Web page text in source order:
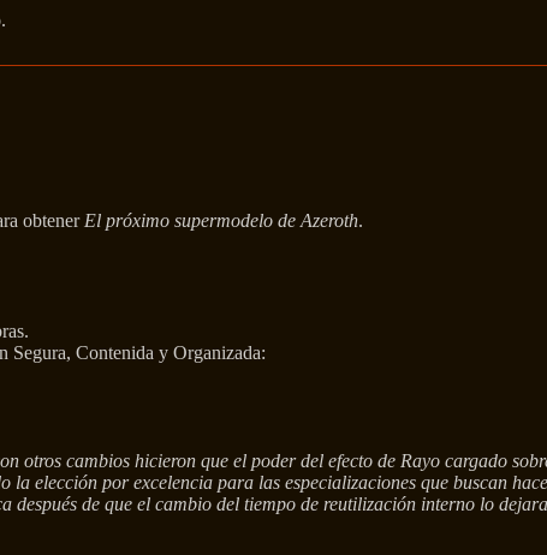
obtener El próximo supermodelo de Azeroth.
Segura, Contenida y Organizada:
otros cambios hicieron que el poder del efecto de Rayo cargado
la elección por excelencia para las especializaciones que buscan
después de que el cambio del tiempo de reutilización interno lo